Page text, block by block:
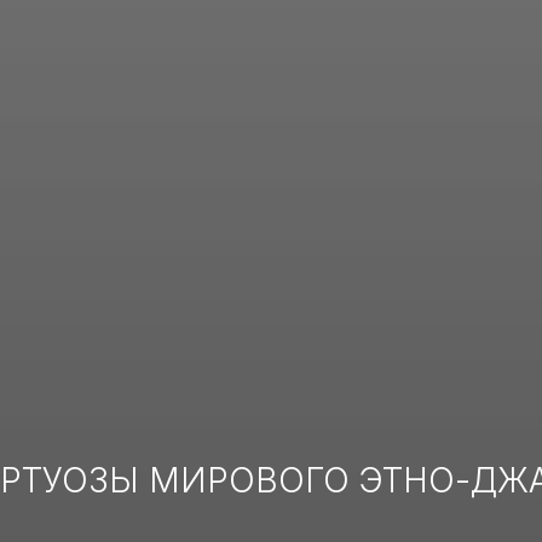
МИРОВОГО ЭТНО-